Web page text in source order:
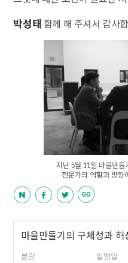
박성태 함께 해 주셔서 감사
지난 5월 11일 마을만들
전문가의 역할과 방향
마을만들기의 구체성과 허
분량
발행일